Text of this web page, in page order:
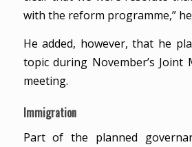
with the reform programme,” he
He added, however, that he
topic during November’s Joint
meeting.
Immigration
Part of the planned